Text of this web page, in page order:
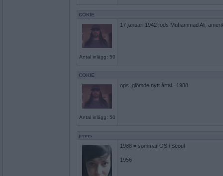
COKIE
Antal inlägg: 50
17 januari 1942 föds Muhammad Ali,
COKIE
Antal inlägg: 50
ops ,glömde nytt årtal.. 1988
jenns
1988 = sommar OS i Seoul
1956